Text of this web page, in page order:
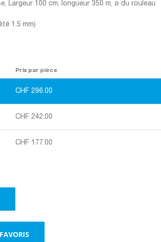
Largeur 100 cm, longueur 350 m, ø du rouleau
1.5 mm)
Prix par pièce
CHF 296.00
CHF 242.00
CHF 177.00